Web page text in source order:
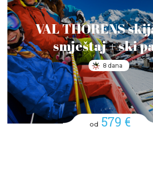
VAL THORENS
smještaj + ski
8 dana
od 579 €